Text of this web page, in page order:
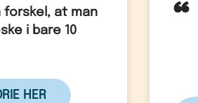
forskel, at man
i bare 10
HER